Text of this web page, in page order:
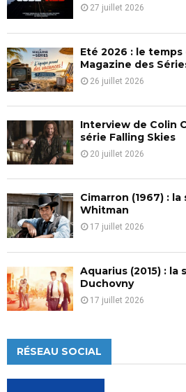
r
:
27 juillet 2026
Eté 2026 : le
Magazine des
26 juillet 2026
Interview de Colin
série Falling Skies
20 juillet 2026
Cimarron (1967) :
Whitman
17 juillet 2026
Aquarius (2015) : la
Duchovny
17 juillet 2026
RÉSEAU SOCIAL